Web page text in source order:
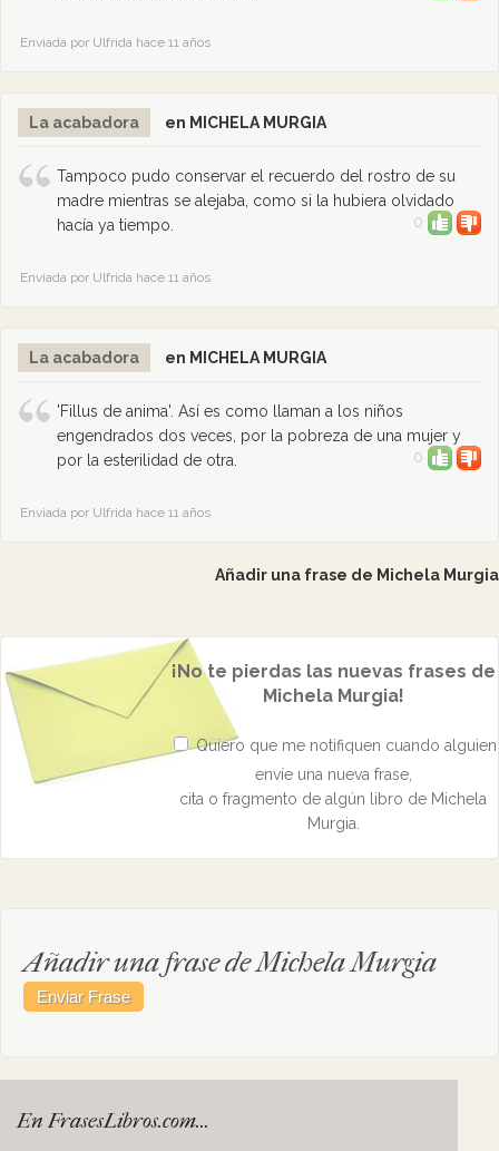
Enviada por Ulfrida hace 11 años
La acabadora en MICHELA MURGIA
Tampoco pudo conservar el recuerdo del rostro de su
madre mientras se alejaba, como si la hubiera olvidado
hacía ya tiempo.
0
Enviada por Ulfrida hace 11 años
La acabadora en MICHELA MURGIA
'Fillus de anima'. Así es como llaman a los niños
engendrados dos veces, por la pobreza de una mujer y
por la esterilidad de otra.
0
Enviada por Ulfrida hace 11 años
Añadir una frase de Michela Murgia
¡No te pierdas las nuevas frases de
Michela Murgia!
Quiero que me notifiquen cuando alguien
envíe una nueva frase,
cita o fragmento de algún libro de Michela
Murgia.
Añadir una frase de Michela Murgia
En FrasesLibros.com...